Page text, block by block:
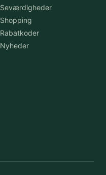
Seværdigheder
Shopping
Rabatkoder
Nyheder